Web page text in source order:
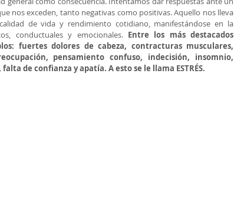
nos exceden, tanto negativas como positivas. Aquello nos lleva
de vida y rendimiento cotidiano, manifestándose en la
conductuales y emocionales. Entre los más destacados
fuertes dolores de cabeza, contracturas musculares,
pensamiento confuso, indecisión, insomnio,
de confianza y apatía. A esto se le llama ESTRÉS.